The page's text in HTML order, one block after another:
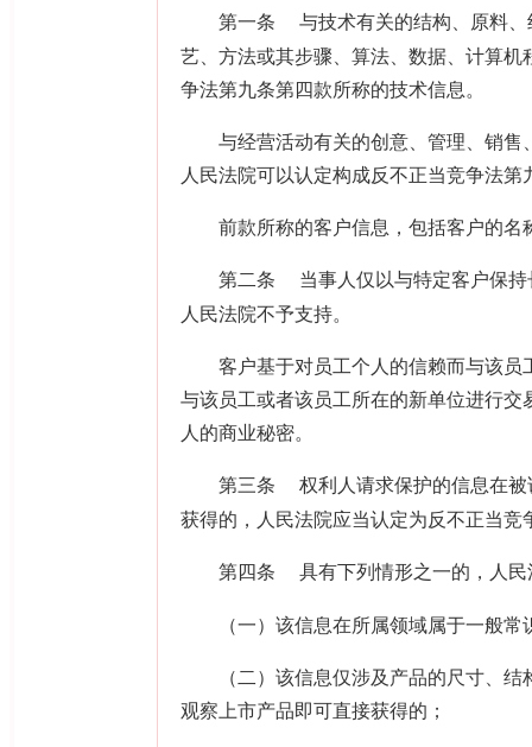
第一条
与技术有关的结构、原料
艺、方法或其步骤、算法、数据、计算
争法第九条第四款所称的技术信息。
与经营活动有关的创意、管理、销售
人民法院可以认定构成反不正当竞争法
前款所称的客户信息，包括客户的名
第二条
当事人仅以与特定客户保
人民法院不予支持。
客户基于对员工个人的信赖而与该员
与该员工或者该员工所在的新单位进行
人的商业秘密。
第三条
权利人请求保护的信息在
获得的，人民法院应当认定为反不正当
第四条 具有下列情形之一的，人
（一）该信息在所属领域属于一般常
（二）该信息仅涉及产品的尺寸、结
观察上市产品即可直接获得的；